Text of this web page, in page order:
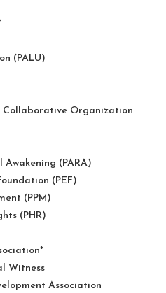
(PALU)
Collaborative Organization
Awakening (PARA)
(PEF)
(PPM)
(PHR)
Witness
Association